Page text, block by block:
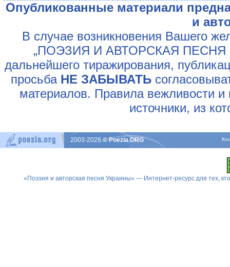
Опубликованные материали
и
В случае возникновения Вашего
„ПОЭЗИЯ И АВТОРСКАЯ ПЕСНЯ
дальнейшего тиражирования,
просьба НЕ ЗАБЫВАТЬ
материалов. Правила вежливости и
источники, из
2003-2026© Poezia.ORG
«Поэзия и авторская песня Украины» — Интернет-ресурс для тех,